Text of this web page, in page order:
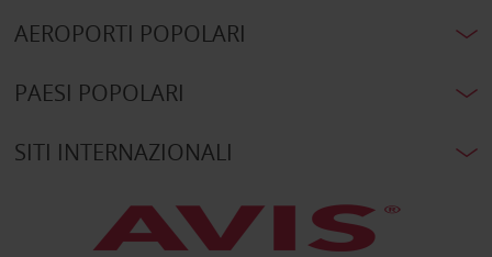
AEROPORTI POPOLARI
PAESI POPOLARI
SITI INTERNAZIONALI